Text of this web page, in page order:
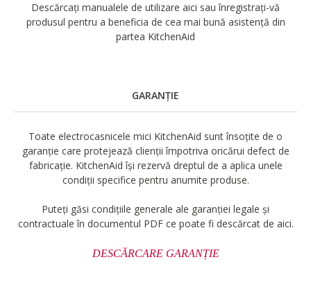
Descărcați manualele de utilizare aici sau înregistrați-vă
produsul pentru a beneficia de cea mai bună asistență din
partea KitchenAid
GARANȚIE
Toate electrocasnicele mici KitchenAid sunt însoțite de o
garanție care protejează clienții împotriva oricărui defect de
fabricație. KitchenAid își rezervă dreptul de a aplica unele
condiții specifice pentru anumite produse.
Puteți găsi condițiile generale ale garanției legale și
contractuale în documentul PDF ce poate fi descărcat de aici.
DESCĂRCARE GARANȚIE